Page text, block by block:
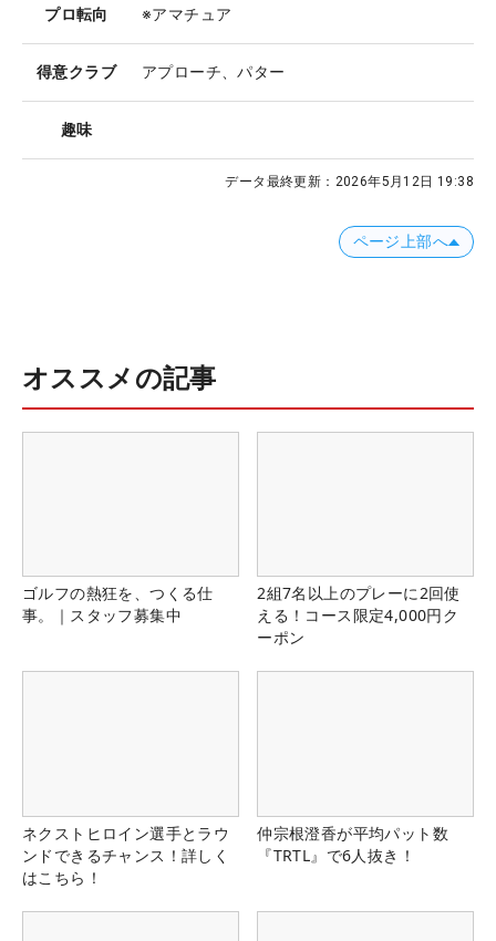
プロ転向 ※アマチュア
得意クラブ アプローチ、パター
趣味
データ最終更新： 2026年5月12日 19:38
ページ上部へ
オススメの記事
ゴルフの熱狂を、つくる仕
事。｜スタッフ募集中
2組7名以上のプレーに2回使
える！コース限定4,000円ク
ーポン
ネクストヒロイン選手とラウ
ンドできるチャンス！詳しく
はこちら！
仲宗根澄香が平均パット数
『TRTL』で6人抜き！